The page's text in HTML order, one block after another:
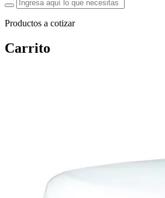
Productos a cotizar
Carrito